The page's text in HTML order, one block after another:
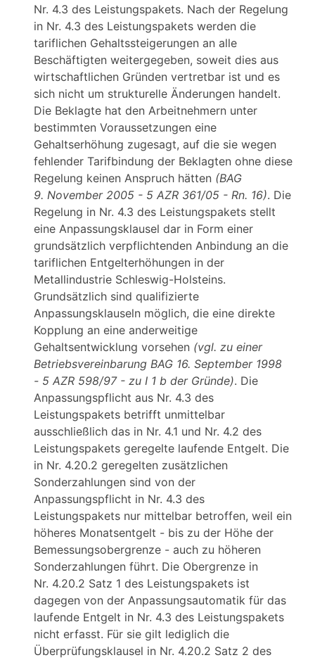
Nr. 4.3 des Leistungspakets. Nach der Regelung
in Nr. 4.3 des Leistungspakets werden die
tariflichen Gehaltssteigerungen an alle
Beschäftigten weitergegeben, soweit dies aus
wirtschaftlichen Gründen vertretbar ist und es
sich nicht um strukturelle Änderungen handelt.
Die Beklagte hat den Arbeitnehmern unter
bestimmten Voraussetzungen eine
Gehaltserhöhung zugesagt, auf die sie wegen
fehlender Tarifbindung der Beklagten ohne diese
Regelung keinen Anspruch hätten (BAG
9. November 2005 - 5 AZR 361/05 - Rn. 16). Die
Regelung in Nr. 4.3 des Leistungspakets stellt
eine Anpassungsklausel dar in Form einer
grundsätzlich verpflichtenden Anbindung an die
tariflichen Entgelterhöhungen in der
Metallindustrie Schleswig-Holsteins.
Grundsätzlich sind qualifizierte
Anpassungsklauseln möglich, die eine direkte
Kopplung an eine anderweitige
Gehaltsentwicklung vorsehen (vgl. zu einer
Betriebsvereinbarung BAG 16. September 1998
- 5 AZR 598/97 - zu I 1 b der Gründe). Die
Anpassungspflicht aus Nr. 4.3 des
Leistungspakets betrifft unmittelbar
ausschließlich das in Nr. 4.1 und Nr. 4.2 des
Leistungspakets geregelte laufende Entgelt. Die
in Nr. 4.20.2 geregelten zusätzlichen
Sonderzahlungen sind von der
Anpassungspflicht in Nr. 4.3 des
Leistungspakets nur mittelbar betroffen, weil ein
höheres Monatsentgelt - bis zu der Höhe der
Bemessungsobergrenze - auch zu höheren
Sonderzahlungen führt. Die Obergrenze in
Nr. 4.20.2 Satz 1 des Leistungspakets ist
dagegen von der Anpassungsautomatik für das
laufende Entgelt in Nr. 4.3 des Leistungspakets
nicht erfasst. Für sie gilt lediglich die
Überprüfungsklausel in Nr. 4.20.2 Satz 2 des